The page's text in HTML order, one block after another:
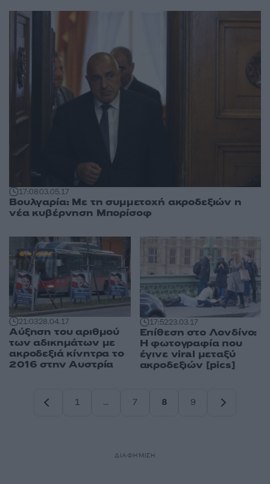
17:0803.05.17
Βουλγαρία: Με τη συμμετοχή ακροδεξιών η
νέα κυβέρνηση Μπορίσοφ
21:0328.04.17
Αύξηση του αριθμού
των αδικημάτων με
ακροδεξιά κίνητρα το
2016 στην Αυστρία
17:5223.03.17
Επίθεση στο Λονδίνο:
Η φωτογραφία που
έγινε viral μεταξύ
ακροδεξιών [pics]
1
…
7
8
9
ΔΙΑΦΗΜΙΣΗ